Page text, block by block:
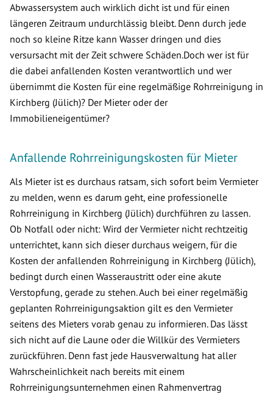
Abwassersystem auch wirklich dicht ist und für einen
längeren Zeitraum undurchlässig bleibt. Denn durch jede
noch so kleine Ritze kann Wasser dringen und dies
versursacht mit der Zeit schwere Schäden.Doch wer ist für
die dabei anfallenden Kosten verantwortlich und wer
übernimmt die Kosten für eine regelmäßige Rohrreinigung in
Kirchberg (Jülich)? Der Mieter oder der
Immobilieneigentümer?
Anfallende Rohrreinigungskosten für Mieter
Als Mieter ist es durchaus ratsam, sich sofort beim Vermieter
zu melden, wenn es darum geht, eine professionelle
Rohrreinigung in Kirchberg (Jülich) durchführen zu lassen.
Ob Notfall oder nicht: Wird der Vermieter nicht rechtzeitig
unterrichtet, kann sich dieser durchaus weigern, für die
Kosten der anfallenden Rohrreinigung in Kirchberg (Jülich),
bedingt durch einen Wasseraustritt oder eine akute
Verstopfung, gerade zu stehen. Auch bei einer regelmäßig
geplanten Rohrreinigungsaktion gilt es den Vermieter
seitens des Mieters vorab genau zu informieren. Das lässt
sich nicht auf die Laune oder die Willkür des Vermieters
zurückführen. Denn fast jede Hausverwaltung hat aller
Wahrscheinlichkeit nach bereits mit einem
Rohrreinigungsunternehmen einen Rahmenvertrag